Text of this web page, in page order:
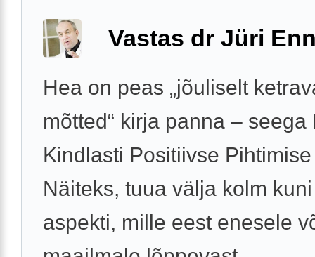
Vastas dr Jüri
Hea on peas „jõuliselt
mõtted“ kirja panna – seega
Kindlasti Positiivse
Näiteks, tuua välja kolm
aspekti, mille eest enesele